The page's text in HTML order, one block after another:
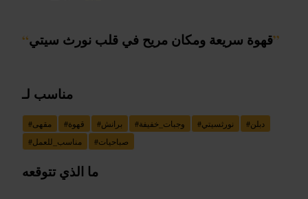
“قهوة سريعة ومكان مريح في قلب نورث سيتي”
مناسب لـ
#مقهى #قهوة #برانش #وجبات_خفيفة #نورثسيتي #دبلن
#مناسب_للعمل #صباحيات
ما الذي تتوقعه